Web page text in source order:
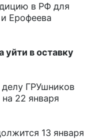
в РФ для
Ерофеева
уйти в оставку
делу ГРУшников
22 января
13 января